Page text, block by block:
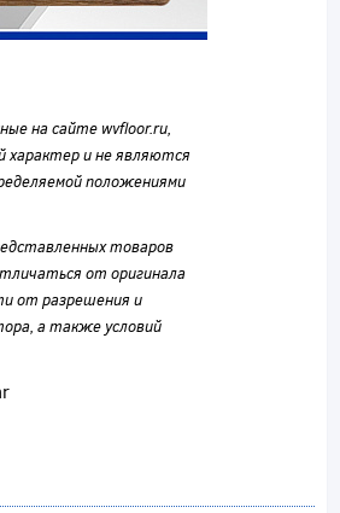
на сайте wvfloor.ru,
характер и не являются
положениями
товаров
от оригинала
от разрешения и
а также условий